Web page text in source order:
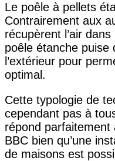
Le poêle à pellets
Contrairement aux
récupèrent l’air
poêle étanche puise
l’extérieur pour
optimal.
Cette typologie de
cependant pas à
répond parfaitement
BBC bien qu’une
de maisons est